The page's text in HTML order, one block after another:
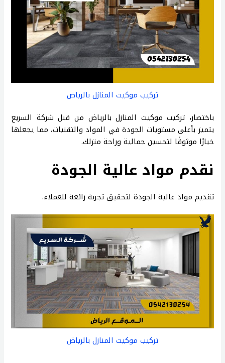
تركيب موكيت المنازل بالرياض
باختصار، تركيب موكيت المنازل بالرياض من قبل شركة السريع
يتميز بأعلى مستويات الجودة في المواد والتقنيات، مما يجعلها
خيارًا موثوقًا لتحسين جمالية وراحة منزلك.
نقدم مواد عالية الجودة
تقديم مواد عالية الجودة لتحقيق تجربة رائعة للعملاء.
تركيب موكيت المنازل بالرياض